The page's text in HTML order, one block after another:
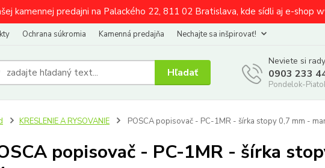
kamennej predajni na Palackého 22, 811 02 Bratislava, kde sídli aj e-shop
Ochrana súkromia Kamenná predajňa Nechajte sa inšpirovať!
Hľadať
Neviete si
0903 233
Pondelok-
KRESLENIE A RYSOVANIE POSCA popisovač - PC-1MR - šírka stopy 0,7 mm -
popisovač - PC-1MR - šírka